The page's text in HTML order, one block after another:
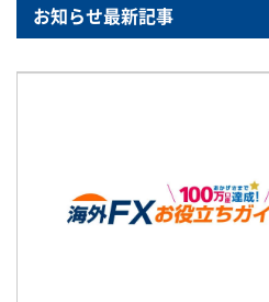
お知らせ最新記事